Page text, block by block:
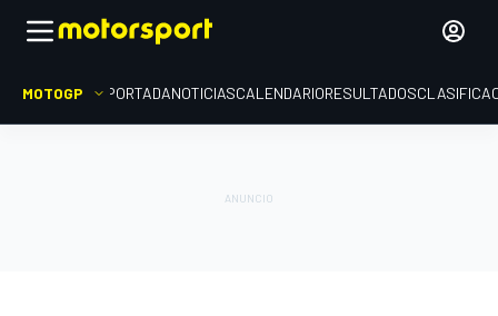
MOTOGP PORTADANOTICIASCALENDARIORESULTADOS